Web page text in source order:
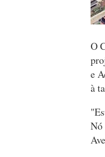
O
e
à
Nó